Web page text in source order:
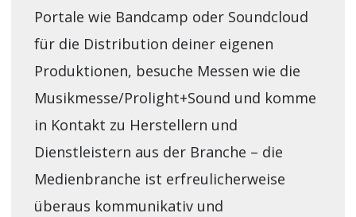
Portale wie Bandcamp oder Soundcloud
für die Distribution deiner eigenen
Produktionen, besuche Messen wie die
Musikmesse/Prolight+Sound und komme
in Kontakt zu Herstellern und
Dienstleistern aus der Branche – die
Medienbranche ist erfreulicherweise
überaus kommunikativ und